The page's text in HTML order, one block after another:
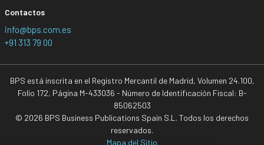
Contactos
info@bps.com.es
+91 313 79 00
BPS está inscrita en el Registro Mercantil de Madrid, Volumen 24.100,
Folio 172, Página M-433036 - Número de Identificación Fiscal: B-
85062503
© 2026 BPS Business Publications Spain S.L. Todos los derechos
reservados.
Mapa del Sitio